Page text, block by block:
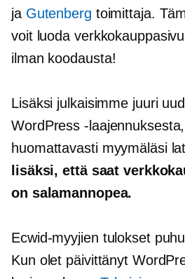
ja Gutenberg toimittaja.
voit luoda
ilman koodausta!
Lisäksi julkaisimme juuri
WordPress -
huomattavasti myymäläsi
lisäksi, että saat
on salamannopea.
Ecwid-myyjien tulokset
Kun olet päivittänyt